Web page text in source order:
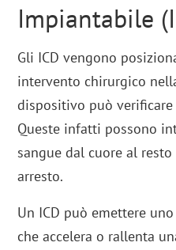
Impiantabile
Gli ICD vengono
intervento chirurgico
dispositivo può
Queste infatti possono
sangue dal cuore al
arresto.
Un ICD può emettere
che accelera o rallenta